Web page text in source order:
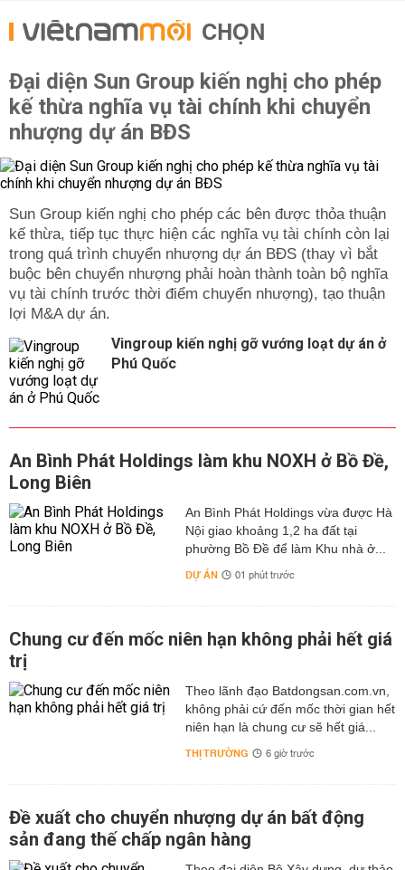
CHỌN
Đại diện Sun Group kiến nghị cho phép
kế thừa nghĩa vụ tài chính khi chuyển
nhượng dự án BĐS
Sun Group kiến nghị cho phép các bên được thỏa thuận
kế thừa, tiếp tục thực hiện các nghĩa vụ tài chính còn lại
trong quá trình chuyển nhượng dự án BĐS (thay vì bắt
buộc bên chuyển nhượng phải hoàn thành toàn bộ nghĩa
vụ tài chính trước thời điểm chuyển nhượng), tạo thuận
lợi M&A dự án.
Vingroup kiến nghị gỡ vướng loạt dự án ở
Phú Quốc
An Bình Phát Holdings làm khu NOXH ở Bồ Đề,
Long Biên
An Bình Phát Holdings vừa được Hà
Nội giao khoảng 1,2 ha đất tại
phường Bồ Đề để làm Khu nhà ở...
DỰ ÁN 01 phút trước
Chung cư đến mốc niên hạn không phải hết giá
trị
Theo lãnh đạo Batdongsan.com.vn,
không phải cứ đến mốc thời gian hết
niên hạn là chung cư sẽ hết giá...
THỊ TRƯỜNG 6 giờ trước
Đề xuất cho chuyển nhượng dự án bất động
sản đang thế chấp ngân hàng